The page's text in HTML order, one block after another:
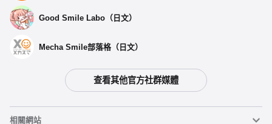
Good Smile Labo（日文）
Mecha Smile部落格（日文）
查看其他官方社群媒體
相關網站